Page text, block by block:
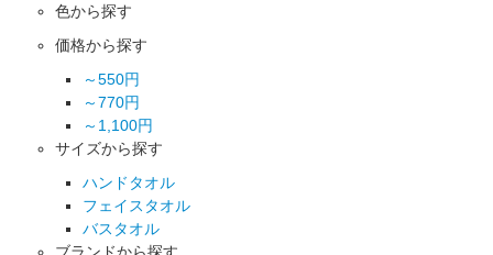
色から探す
価格から探す
～550円
～770円
～1,100円
サイズから探す
ハンドタオル
フェイスタオル
バスタオル
ブランドから探す